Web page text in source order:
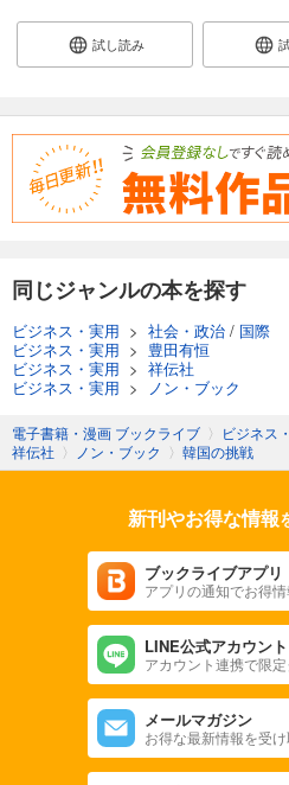
試し読み
同じジャンルの本を探す
ビジネス・実用 > 社会・政治 / 国際
ビジネス・実用 > 豊田有恒
ビジネス・実用 > 祥伝社
ビジネス・実用 > ノン・ブック
電子書籍・漫画 ブックライブ 〉 ビジネス
祥伝社 〉 ノン・ブック 〉 韓国の挑戦
新刊やお得な情報
ブックライブアプリ
アプリの通知でお得
LINE公式アカウント
アカウント連携で限
メールマガジン
お得な最新情報を受け